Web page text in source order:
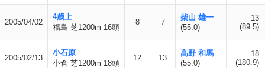
2005/04/02
4歳上
福島 芝1200m 16頭
8 7
柴山 雄一
(55.0)
13
(89.5)
2005/02/13
小石原
小倉 芝1200m 18頭
12 13
高野 和馬
(55.0)
18
(180.9)